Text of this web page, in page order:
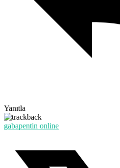
Yanıtla
gabapentin online